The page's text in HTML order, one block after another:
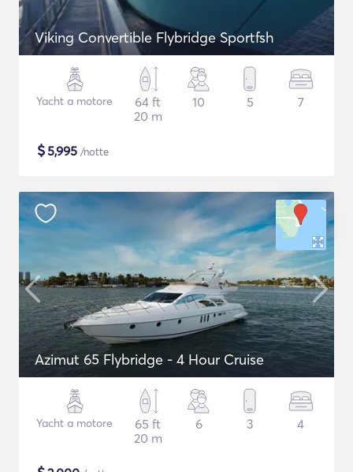
Viking Convertible Flybridge Sportfsh
Yacht a motore
64 ft
20 m
10 5 7
$5,995 /notte
Azimut 65 Flybridge - 4 Hour Cruise
Yacht a motore
65 ft
20 m
6 3 4